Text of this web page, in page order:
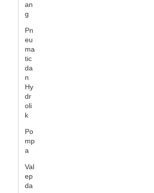
an
g
Pn
eu
ma
tic
da
n
Hy
dr
oli
k
Po
mp
a
Val
ep
da